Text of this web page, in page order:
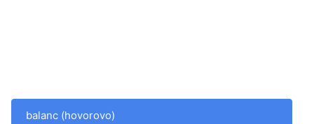
balanc (hovorovo)